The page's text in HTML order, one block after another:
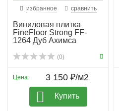
избранное сравнить
Виниловая плитка
FineFloor Strong FF-
1264 Дуб Ахимса
(0)
Цена: 3 150 ₽/м2
Купить